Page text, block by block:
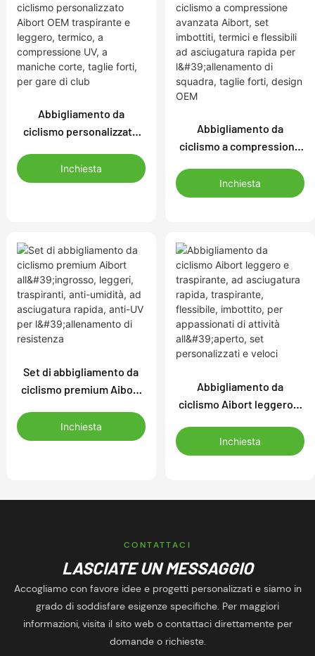
Abbigliamento da
ciclismo personalizzato
leggero, termico, a
compressione UV, a
Inchiesta
Abbigliamento da
ciclismo a compressione
imbottiti, termici e
flessibili ad asciugatura
design OEM
Inchiesta
Set di abbigliamento da
ciclismo premium Aibort
traspiranti, anti-umidità,
ad asciugatura rapida,
Inchiesta
Abbigliamento da
ciclismo Aibort leggero e
asciugatura rapida,
traspirante, flessibile,
Inchiesta
CONTATTACI
LASCIATE UN MESSAGGIO
Accogliamo con favore idee e progetti personalizzati e siamo in
grado di soddisfare esigenze specifiche. Per maggiori
informazioni, visita il sito web o contattaci direttamente per
domande o richieste.